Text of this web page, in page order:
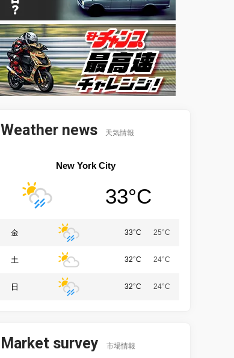
Weather news 天気情報
New York City
33°C
金 33°C 25°C
土 32°C 24°C
日 32°C 24°C
Market survey 市場情報